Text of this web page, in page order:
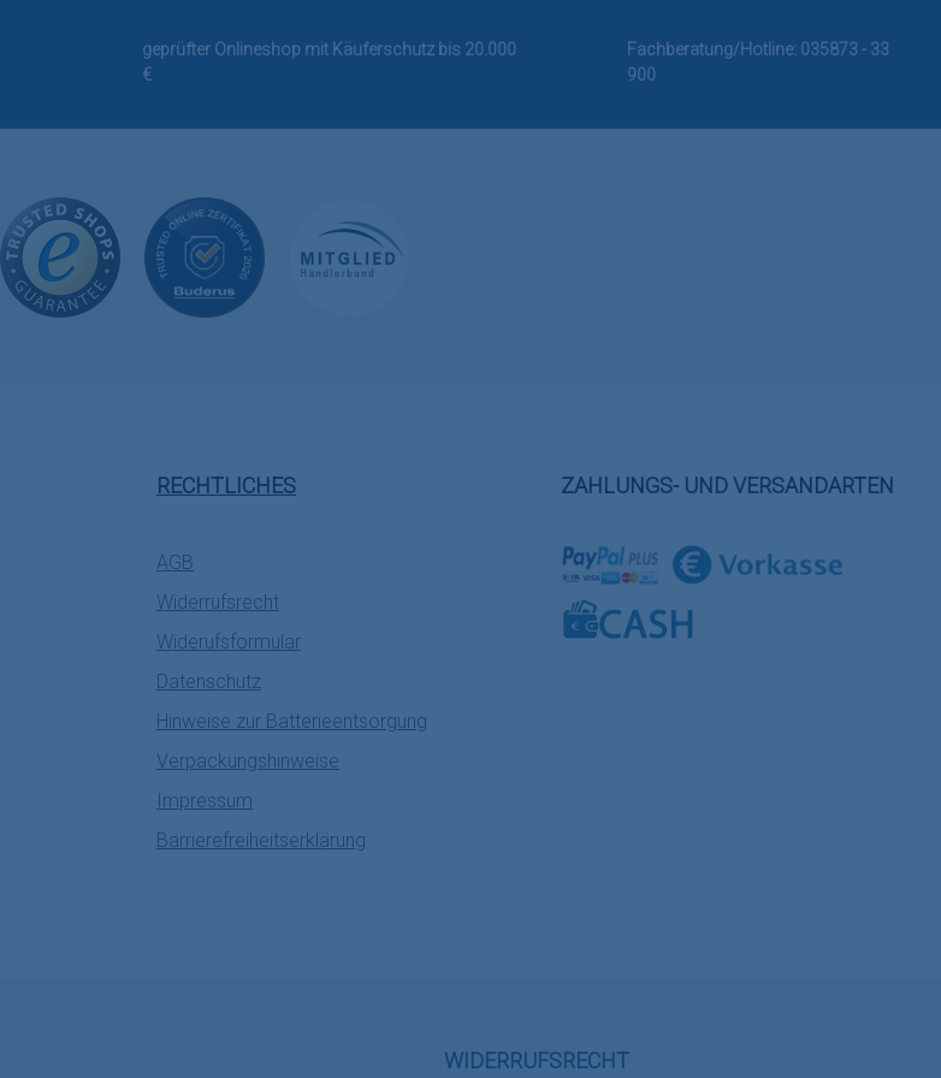
geprüfter Onlineshop mit Käuferschutz bis 20.000
€
Fachberatung/Hotline: 035873 - 33
900
RECHTLICHES
AGB
Widerrufsrecht
Widerufsformular
Datenschutz
Hinweise zur Batterieentsorgung
Verpackungshinweise
Impressum
Barrierefreiheitserklärung
ZAHLUNGS- UND VERSANDARTEN
Benutzerdefiniertes Bild 1
WIDERRUFSRECHT